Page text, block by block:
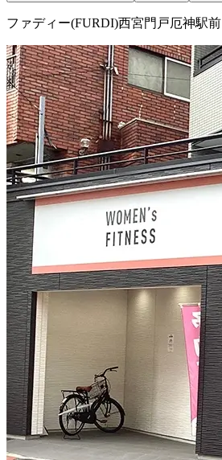
ファディー(FURDI)西宮門戸厄神駅前